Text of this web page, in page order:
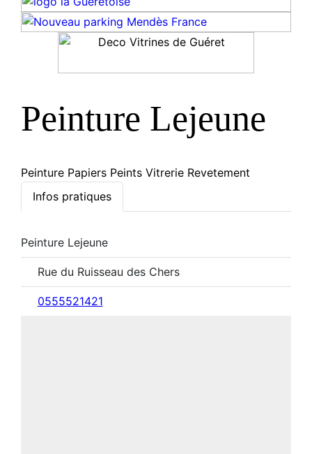
Peinture Lejeune
Peinture Papiers Peints Vitrerie Revetement
Infos pratiques
Peinture Lejeune
Rue du Ruisseau des Chers
0555521421